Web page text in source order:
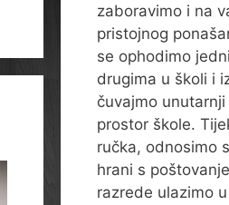
zaboravimo i na
pristojnog
se ophodimo
drugima u školi i
čuvajmo
prostor škole.
ručka, odnosimo
hrani s
razrede ulazimo